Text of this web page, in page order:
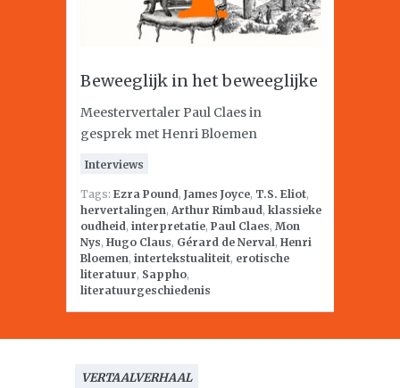
Beweeglijk in het beweeglijke
Meestervertaler Paul Claes in
gesprek met Henri Bloemen
Interviews
Tags: Ezra Pound, James Joyce, T.S. Eliot,
hervertalingen, Arthur Rimbaud, klassieke
oudheid, interpretatie, Paul Claes, Mon
Nys, Hugo Claus, Gérard de Nerval, Henri
Bloemen, intertekstualiteit, erotische
literatuur, Sappho,
literatuurgeschiedenis
VERTAALVERHAAL